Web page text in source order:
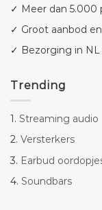
✓ Meer dan 5.000
✓ Groot aanbod
✓ Bezorging in NL
Trending
1. Streaming audio
2. Versterkers
3. Earbud
4. Soundbars